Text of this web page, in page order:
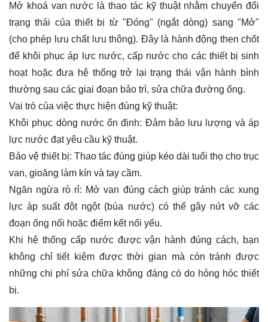
Mở khoá van nước là thao tác kỹ thuật nhằm chuyển đổi
trạng thái của thiết bị từ "Đóng" (ngắt dòng) sang "Mở"
(cho phép lưu chất lưu thông). Đây là hành động then chốt
để khôi phục áp lực nước, cấp nước cho các thiết bị sinh
hoạt hoặc đưa hệ thống trở lại trạng thái vận hành bình
thường sau các giai đoạn bảo trì, sửa chữa đường ống.
Vai trò của việc thực hiện đúng kỹ thuật:
Khôi phục dòng nước ổn định: Đảm bảo lưu lượng và áp
lực nước đạt yêu cầu kỹ thuật.
Bảo vệ thiết bị: Thao tác đúng giúp kéo dài tuổi thọ cho trục
van, gioăng làm kín và tay cầm.
Ngăn ngừa rò rỉ: Mở van đúng cách giúp tránh các xung
lực áp suất đột ngột (búa nước) có thể gây nứt vỡ các
đoạn ống nối hoặc điểm kết nối yếu.
Khi hệ thống cấp nước được vận hành đúng cách, bạn
không chỉ tiết kiệm được thời gian mà còn tránh được
những chi phí sửa chữa không đáng có do hỏng hóc thiết
bị.